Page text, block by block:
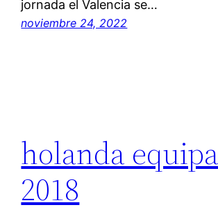
jornada el Valencia se…
noviembre 24, 2022
holanda
2018